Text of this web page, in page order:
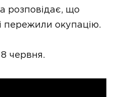
розповідає, що
пережили окупацію.
червня.